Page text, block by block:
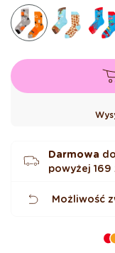
d
e
k
Darmowa
powyżej169
Możliwość